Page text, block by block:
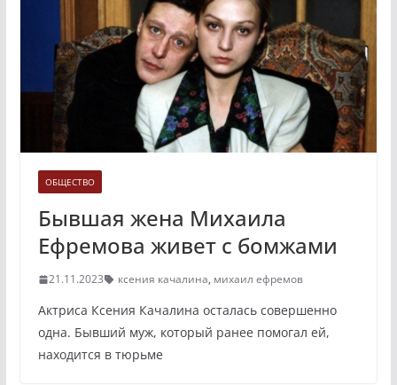
ОБЩЕСТВО
Бывшая жена Михаила
Ефремова живет с бомжами
21.11.2023 ксения качалина, михаил ефремов
Актриса Ксения Качалина осталась совершенно
одна. Бывший муж, который ранее помогал ей,
находится в тюрьме